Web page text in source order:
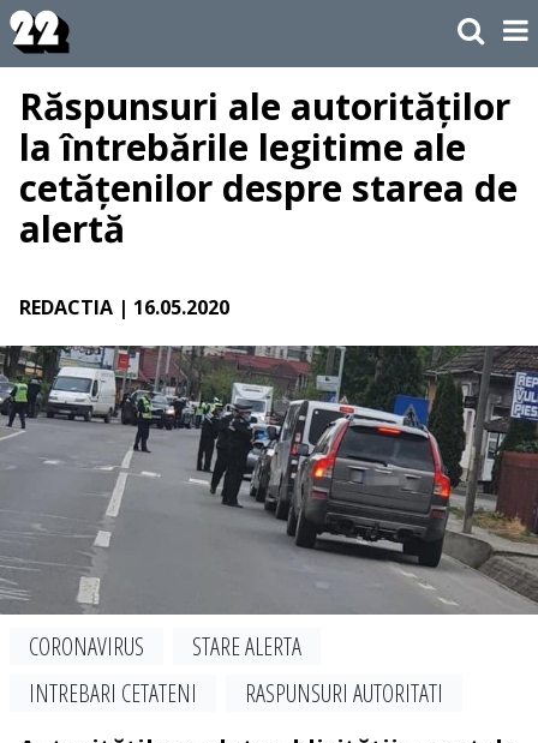
Răspunsuri ale autorităților
la întrebările legitime ale
cetățenilor despre starea de
alertă
REDACTIA | 16.05.2020
CORONAVIRUS
STARE ALERTA
INTREBARI CETATENI
RASPUNSURI AUTORITATI